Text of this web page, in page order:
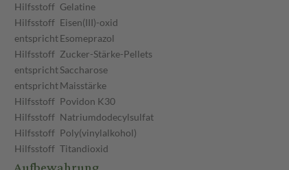
Hilfsstoff Gelatine
Hilfsstoff Eisen(III)-oxid
entsprichtEsomeprazol
Hilfsstoff Zucker-Stärke-Pellets
entsprichtSaccharose
entsprichtMaisstärke
Hilfsstoff Povidon K30
Hilfsstoff Natriumdodecylsulfat
Hilfsstoff Poly(vinylalkohol)
Hilfsstoff Titandioxid